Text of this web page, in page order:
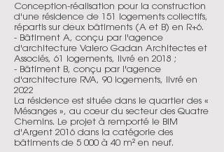
Conception-réalisation pour la construction
d'une résidence de 151 logements collectifs,
répartis sur deux bâtiments (A et B) en R+6.
- Bâtiment A, conçu par l'agence
d'architecture Valero Gadan Architectes et
Associés, 61 logements, livré en 2018 ;
- Bâtiment B, conçu par l'agence
d'architecture RVA, 90 logements, livré en
2022
La résidence est située dans le quartier des «
Mésanges », au cœur du secteur des Quatre
Chemins. Le projet à remporté le BIM
d'Argent 2016 dans la catégorie des
bâtiments de 5 000 à 40 m² en neuf.